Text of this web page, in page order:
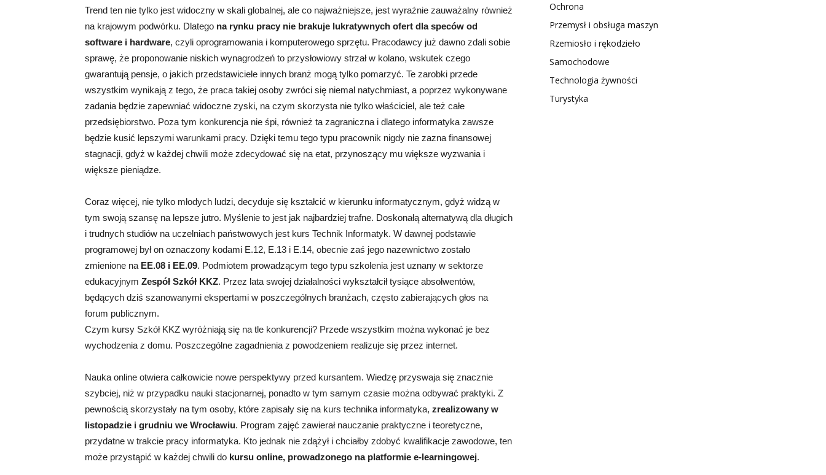
Trend ten nie tylko jest widoczny w skali globalnej, ale co najważniejsze, jest wyraźnie zauważalny również
na krajowym podwórku. Dlatego na rynku pracy nie brakuje lukratywnych ofert dla speców od
software i hardware, czyli oprogramowania i komputerowego sprzętu. Pracodawcy już dawno zdali sobie
sprawę, że proponowanie niskich wynagrodzeń to przysłowiowy strzał w kolano, wskutek czego
gwarantują pensje, o jakich przedstawiciele innych branż mogą tylko pomarzyć. Te zarobki przede
wszystkim wynikają z tego, że praca takiej osoby zwróci się niemal natychmiast, a poprzez wykonywane
zadania będzie zapewniać widoczne zyski, na czym skorzysta nie tylko właściciel, ale też całe
przedsiębiorstwo. Poza tym konkurencja nie śpi, również ta zagraniczna i dlatego informatyka zawsze
będzie kusić lepszymi warunkami pracy. Dzięki temu tego typu pracownik nigdy nie zazna finansowej
stagnacji, gdyż w każdej chwili może zdecydować się na etat, przynoszący mu większe wyzwania i
większe pieniądze.
Coraz więcej, nie tylko młodych ludzi, decyduje się kształcić w kierunku informatycznym, gdyż widzą w
tym swoją szansę na lepsze jutro. Myślenie to jest jak najbardziej trafne. Doskonałą alternatywą dla długich
i trudnych studiów na uczelniach państwowych jest kurs Technik Informatyk. W dawnej podstawie
programowej był on oznaczony kodami E.12, E.13 i E.14, obecnie zaś jego nazewnictwo zostało
zmienione na EE.08 i EE.09. Podmiotem prowadzącym tego typu szkolenia jest uznany w sektorze
edukacyjnym Zespół Szkół KKZ. Przez lata swojej działalności wykształcił tysiące absolwentów,
będących dziś szanowanymi ekspertami w poszczególnych branżach, często zabierających głos na
forum publicznym.
Czym kursy Szkół KKZ wyróżniają się na tle konkurencji? Przede wszystkim można wykonać je bez
wychodzenia z domu. Poszczególne zagadnienia z powodzeniem realizuje się przez internet.
Nauka online otwiera całkowicie nowe perspektywy przed kursantem. Wiedzę przyswaja się znacznie
szybciej, niż w przypadku nauki stacjonarnej, ponadto w tym samym czasie można odbywać praktyki. Z
pewnością skorzystały na tym osoby, które zapisały się na kurs technika informatyka, zrealizowany w
listopadzie i grudniu we Wrocławiu. Program zajęć zawierał nauczanie praktyczne i teoretyczne,
przydatne w trakcie pracy informatyka. Kto jednak nie zdążył i chciałby zdobyć kwalifikacje zawodowe, ten
może przystąpić w każdej chwili do kursu online, prowadzonego na platformie e-learningowej.
Ochrona
Przemysł i obsługa maszyn
Rzemiosło i rękodzieło
Samochodowe
Technologia żywności
Turystyka